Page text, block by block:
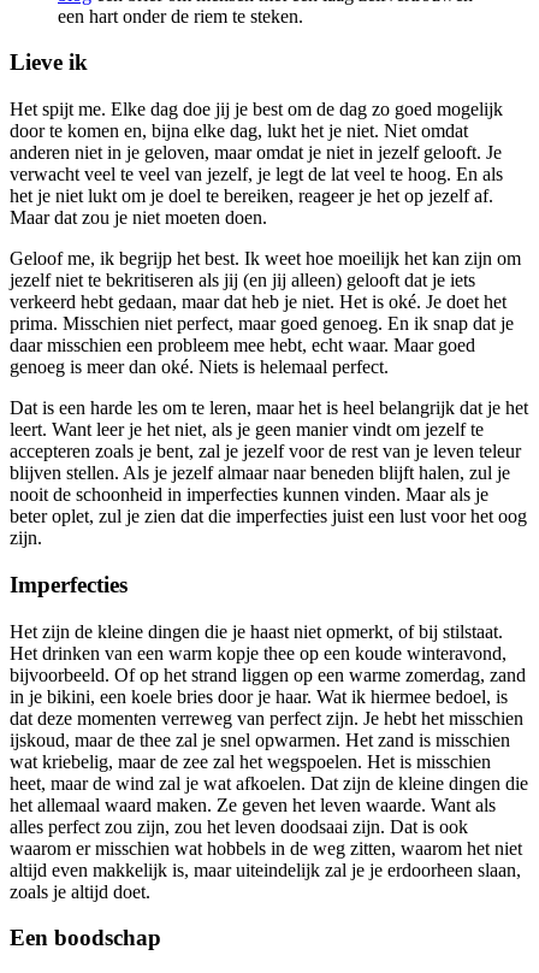
een hart onder de riem te steken.
Lieve ik
Het spijt me. Elke dag doe jij je best om de dag zo goed mogelijk
door te komen en, bijna elke dag, lukt het je niet. Niet omdat
anderen niet in je geloven, maar omdat je niet in jezelf gelooft. Je
verwacht veel te veel van jezelf, je legt de lat veel te hoog. En als
het je niet lukt om je doel te bereiken, reageer je het op jezelf af.
Maar dat zou je niet moeten doen.
Geloof me, ik begrijp het best. Ik weet hoe moeilijk het kan zijn om
jezelf niet te bekritiseren als jij (en jij alleen) gelooft dat je iets
verkeerd hebt gedaan, maar dat heb je niet. Het is oké. Je doet het
prima. Misschien niet perfect, maar goed genoeg. En ik snap dat je
daar misschien een probleem mee hebt, echt waar. Maar goed
genoeg is meer dan oké. Niets is helemaal perfect.
Dat is een harde les om te leren, maar het is heel belangrijk dat je het
leert. Want leer je het niet, als je geen manier vindt om jezelf te
accepteren zoals je bent, zal je jezelf voor de rest van je leven teleur
blijven stellen. Als je jezelf almaar naar beneden blijft halen, zul je
nooit de schoonheid in imperfecties kunnen vinden. Maar als je
beter oplet, zul je zien dat die imperfecties juist een lust voor het oog
zijn.
Imperfecties
Het zijn de kleine dingen die je haast niet opmerkt, of bij stilstaat.
Het drinken van een warm kopje thee op een koude winteravond,
bijvoorbeeld. Of op het strand liggen op een warme zomerdag, zand
in je bikini, een koele bries door je haar. Wat ik hiermee bedoel, is
dat deze momenten verreweg van perfect zijn. Je hebt het misschien
ijskoud, maar de thee zal je snel opwarmen. Het zand is misschien
wat kriebelig, maar de zee zal het wegspoelen. Het is misschien
heet, maar de wind zal je wat afkoelen. Dat zijn de kleine dingen die
het allemaal waard maken. Ze geven het leven waarde. Want als
alles perfect zou zijn, zou het leven doodsaai zijn. Dat is ook
waarom er misschien wat hobbels in de weg zitten, waarom het niet
altijd even makkelijk is, maar uiteindelijk zal je je erdoorheen slaan,
zoals je altijd doet.
Een boodschap